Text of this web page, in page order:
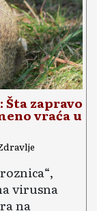
Šta zapravo
vraća u
virusna
na